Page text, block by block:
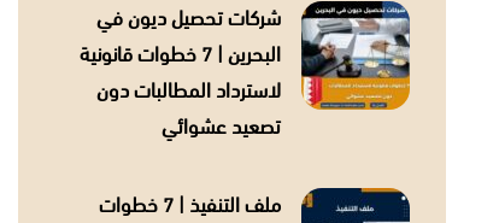
شركات تحصيل ديون في
البحرين | 7 خطوات قانونية
لاسترداد المطالبات دون
تصعيد عشوائي
ملف التنفيذ | 7 خطوات